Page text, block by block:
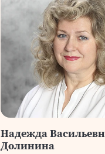
Надежда
Долинина